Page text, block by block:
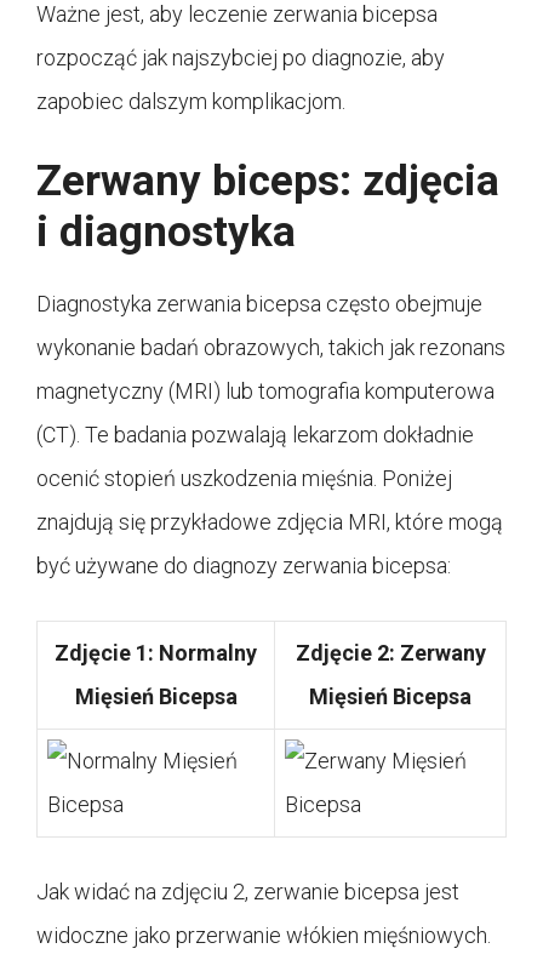
Ważne jest, aby leczenie zerwania bicepsa
rozpocząć jak najszybciej po diagnozie, aby
zapobiec dalszym komplikacjom.
Zerwany biceps: zdjęcia
i diagnostyka
Diagnostyka zerwania bicepsa często obejmuje
wykonanie badań obrazowych, takich jak rezonans
magnetyczny (MRI) lub tomografia komputerowa
(CT). Te badania pozwalają lekarzom dokładnie
ocenić stopień uszkodzenia mięśnia. Poniżej
znajdują się przykładowe zdjęcia MRI, które mogą
być używane do diagnozy zerwania bicepsa:
Zdjęcie 1: Normalny
Mięsień Bicepsa
Zdjęcie 2: Zerwany
Mięsień Bicepsa
Jak widać na zdjęciu 2, zerwanie bicepsa jest
widoczne jako przerwanie włókien mięśniowych.